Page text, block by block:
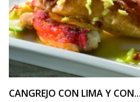
CANGREJO CON LIMA Y CON...